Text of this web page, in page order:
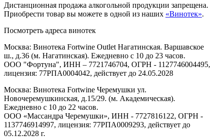
Дистанционная продажа алкогольной продукции запрещена.
Приобрести товар вы можете в одной из наших «Винотек».
Посмотреть адреса винотек
Москва: Винотека Fortwine Outlet Нагатинская. Варшавское
ш., д.36 (м. Нагатинская). Ежедневно с 10 до 23 часов.
ООО "Фортуна", ИНН – 7721746704, ОГРН - 1127746004495,
лицензия: 77РПА0004042, действует до 24.05.2028
Москва: Винотека Fortwine Черемушки ул.
Новочеремушкинская, д.15/29. (м. Академическая).
Ежедневно с 10 до 22 часов.
ООО «Массандра Черемушки», ИНН - 7727816122, ОГРН -
1137746914997, лицензия: 77РПА0009293, действует до
05.12.2028 г.